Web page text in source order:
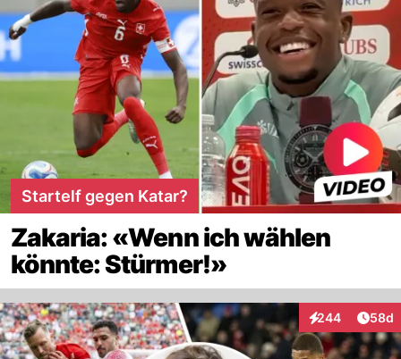
Startelf gegen Katar?
Zakaria: «Wenn ich wählen
könnte: Stürmer!»
244
Interaktionen
58d